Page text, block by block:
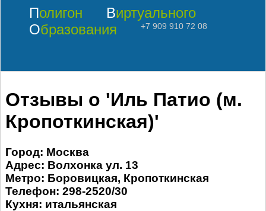
Полигон
Виртуального
Образования
+7 909 910 72 08
Отзывы о 'Иль Патио (м.
Кропоткинская)'
Город: Москва
Адрес: Волхонка ул. 13
Метро: Боровицкая, Кропоткинская
Телефон: 298-2520/30
Кухня: итальянская